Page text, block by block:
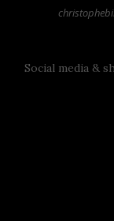
Social media &